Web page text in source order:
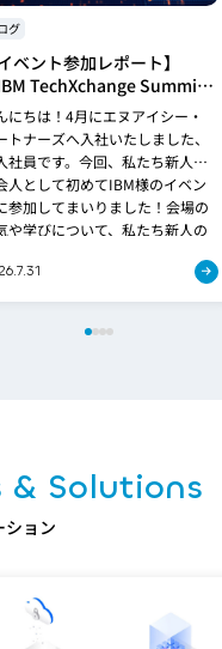
グ
イベント参加レポート】
IBM TechXchange Summit
2026 Summer」に参加
きた
にちは！4月にエヌアイシー・
トナーズへ入社いたしました、
社員です。今回、私たち新人が
人として初めてIBM様のイベン
参加してまいりました！会場の
や学びについて、私たち新人の
& Solutions
ション